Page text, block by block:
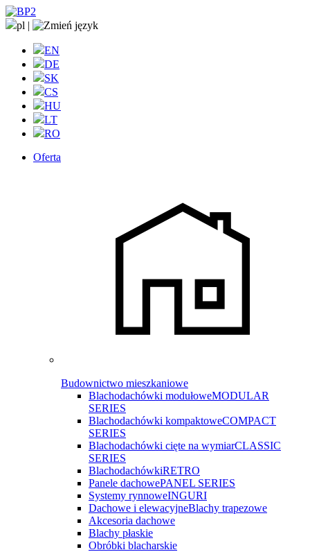
pl |
EN
DE
SK
CS
HU
LT
RO
Oferta
Budownictwo mieszkaniowe
Blachodachówki modułoweMODULAR
SERIES
Blachodachówki kompaktoweCOMPACT
SERIES
Blachodachówki cięte na wymiarCLASSIC
SERIES
BlachodachówkiRETRO
Panele dachowePANEL SERIES
Systemy rynnoweINGURI
Dachowe i elewacyjneBlachy trapezowe
Akcesoria dachowe
Blachy płaskie
Obróbki blacharskie